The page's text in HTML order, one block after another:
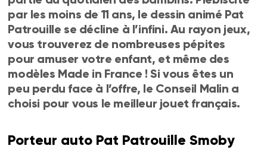
par les moins de 11 ans, le dessin animé Pat
Patrouille se décline à l’infini. Au rayon jeux,
vous trouverez de nombreuses pépites
pour amuser votre enfant, et même des
modèles Made in France ! Si vous êtes un
peu perdu face à l’offre, le Conseil Malin a
choisi pour vous le meilleur jouet français.
Porteur auto Pat Patrouille Smoby